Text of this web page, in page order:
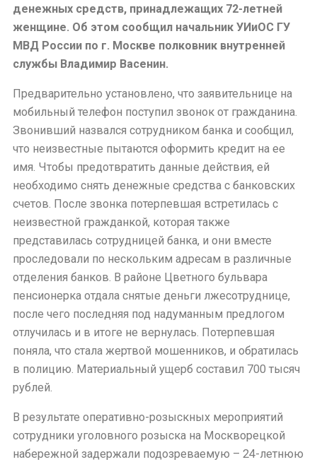
денежных средств, принадлежащих 72-летней
женщине. Об этом сообщил начальник УИиОС ГУ
МВД России по г. Москве полковник внутренней
службы Владимир Васенин.
Предварительно установлено, что заявительнице на
мобильный телефон поступил звонок от гражданина.
Звонивший назвался сотрудником банка и сообщил,
что неизвестные пытаются оформить кредит на ее
имя. Чтобы предотвратить данные действия, ей
необходимо снять денежные средства с банковских
счетов. После звонка потерпевшая встретилась с
неизвестной гражданкой, которая также
представилась сотрудницей банка, и они вместе
проследовали по нескольким адресам в различные
отделения банков. В районе Цветного бульвара
пенсионерка отдала снятые деньги лжесотруднице,
после чего последняя под надуманным предлогом
отлучилась и в итоге не вернулась. Потерпевшая
поняла, что стала жертвой мошенников, и обратилась
в полицию. Материальный ущерб составил 700 тысяч
рублей.
В результате оперативно-розыскных мероприятий
сотрудники уголовного розыска на Москворецкой
набережной задержали подозреваемую – 24-летнюю